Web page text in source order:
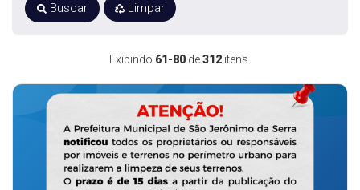
Exibindo 61-80 de312 itens.
Buscar Limpar